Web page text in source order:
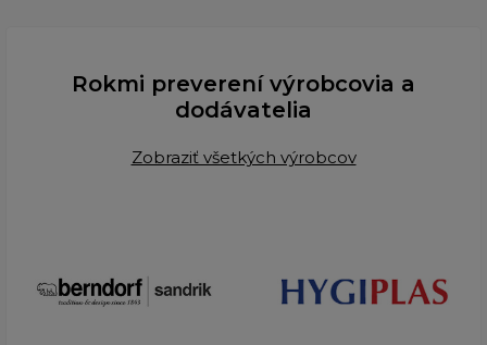
Rokmi preverení výrobcovia a
dodávatelia
Zobraziť všetkých výrobcov